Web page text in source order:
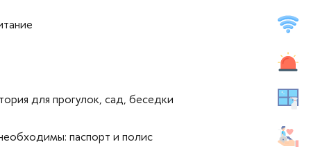
для прогулок, сад, беседки
паспорт и полис